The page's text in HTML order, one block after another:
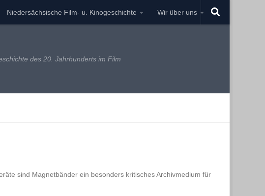
Niedersächsische Film- u. Kinogeschichte Wir über uns
des 20. Jahrhunderts im Film
sind Magnetbänder ein besonders kritisches Archivmedium für